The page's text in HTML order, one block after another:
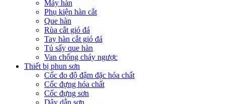
Máy hàn
Phụ kiện hàn cắt
Que hàn
Rùa cắt gió đá
Tay hàn cắt gió đá
Tủ sấy que hàn
Van chống cháy ngược
Thiết bị phun sơn
Cốc đo độ đậm đặc hóa chất
Cốc đựng hóa chất
Cốc đựng sơn
Dây dẫn sơn